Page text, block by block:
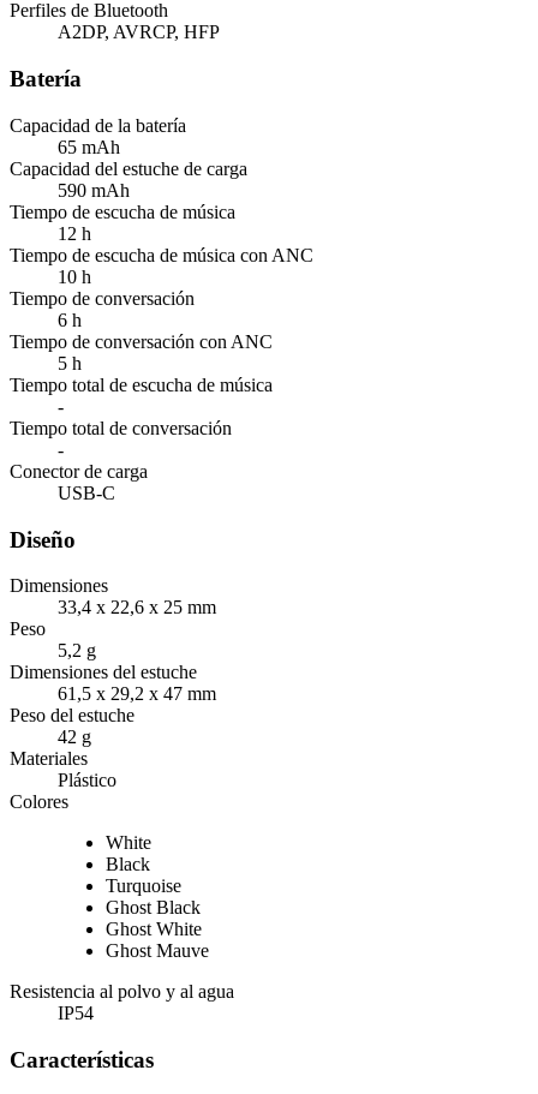
Perfiles de Bluetooth
A2DP, AVRCP, HFP
Batería
Capacidad de la batería
65 mAh
Capacidad del estuche de carga
590 mAh
Tiempo de escucha de música
12 h
Tiempo de escucha de música con ANC
10 h
Tiempo de conversación
6 h
Tiempo de conversación con ANC
5 h
Tiempo total de escucha de música
-
Tiempo total de conversación
-
Conector de carga
USB-C
Diseño
Dimensiones
33,4 x 22,6 x 25 mm
Peso
5,2 g
Dimensiones del estuche
61,5 x 29,2 x 47 mm
Peso del estuche
42 g
Materiales
Plástico
Colores
White
Black
Turquoise
Ghost Black
Ghost White
Ghost Mauve
Resistencia al polvo y al agua
IP54
Características